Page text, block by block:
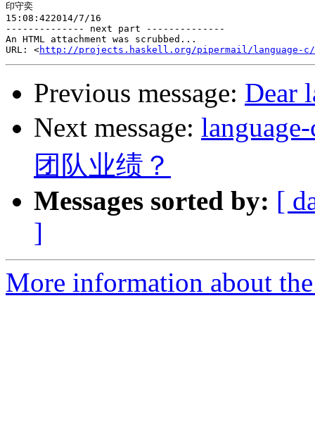
印守奕
15:08:422014/7/16
-------------- next part --------------
An HTML attachment was scrubbed...
URL: <http://projects.haskell.org/pipermail/language-c/
Previous message: Dear
Next message:
团队业绩？
Messages sorted by: [
]
More information about